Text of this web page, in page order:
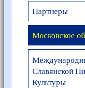
Партнеры
Московское
Славянской
Культуры